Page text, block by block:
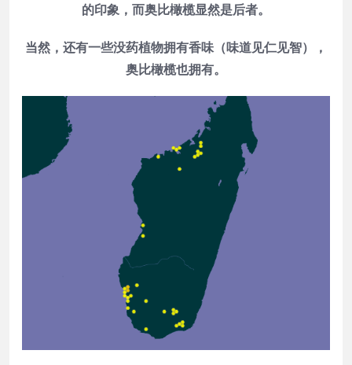
的印象，而奥比橄榄显然是后者。
当然，还有一些没药植物拥有香味（味道见仁见智），
奥比橄榄也拥有。